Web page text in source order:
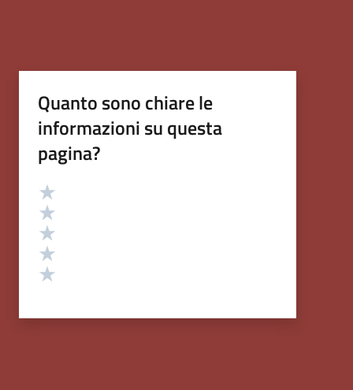
Quanto sono chiare le
informazioni su questa
pagina?
Valutazione